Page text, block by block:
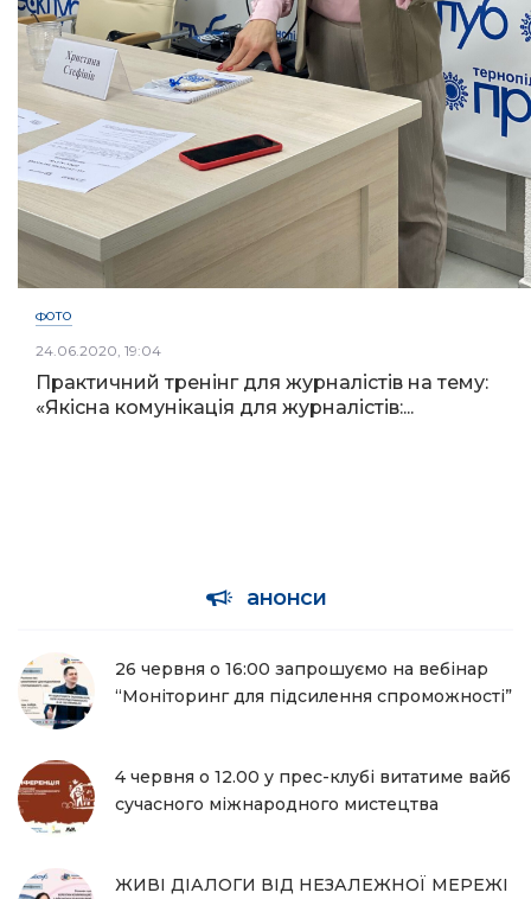
ФОТО
24.06.2020, 19:04
Практичний тренінг для журналістів на тему:
«Якісна комунікація для журналістів:...
анонси
26 червня о 16:00 запрошуємо на вебінар
“Моніторинг для підсилення спроможності”
4 червня о 12.00 у прес-клубі витатиме вайб
сучасного міжнародного мистецтва
ЖИВІ ДІАЛОГИ ВІД НЕЗАЛЕЖНОЇ МЕРЕЖІ